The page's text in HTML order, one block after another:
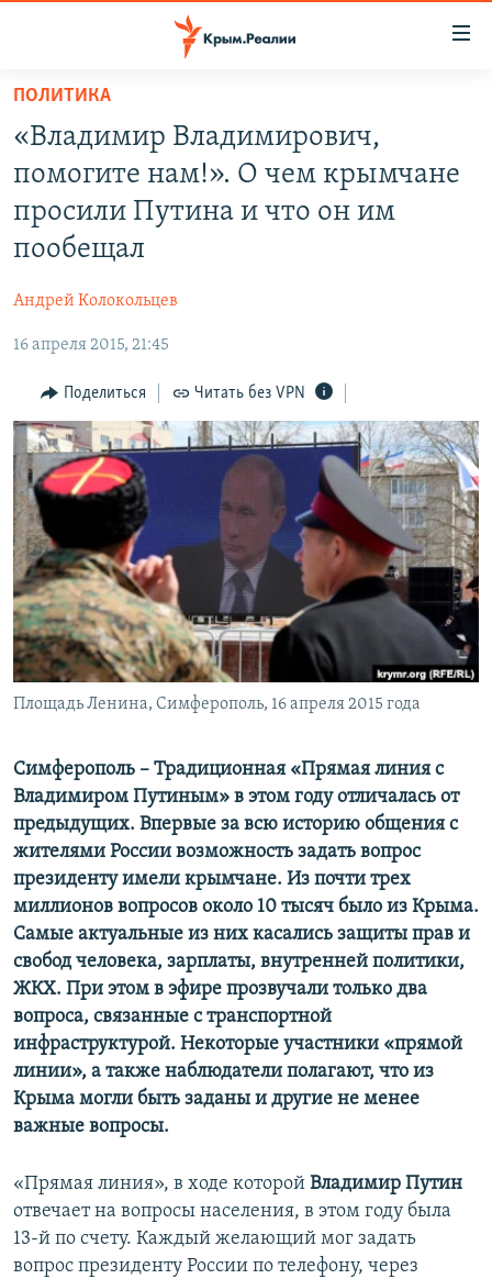
Вернуться
основному
содержанию
главной
Вернутся
СПЕЦПРОЕКТЫ
КАРТА ВОЕННЫХ ОБЪЕКТОВ КРЫМА
ИСТОРИЯ
ИНТЕРАКТИВ
ИНФОГРАФИКА
ТЕЛЕПРОЕКТ КРЫМ.РЕАЛИИ
СОВЕТЫ ПРАВОЗАЩИТНИКОВ
ПРОПАВШИЕ БЕЗ ВЕСТИ
ПОБЕДИТЕЛЕЙ НЕ СУДЯТ?
КРЫМ.НЕПОКОРЕННЫЙ
ELIFBE
УКРАИНСКАЯ ПРОБЛЕМА КРЫМА
РАДІО СВОБОДА
КАК ОБОЙТИ БЛОКИРОВКУ
Qırımtatar
ПРИСОЕДИНЯЙТЕСЬ!
Все сайты RFE/RL
ПОЛИТИКА
«Владимир Владимирович,
помогите нам!». О чем крымчане
просили Путина и что он им
пообещал
Андрей Колокольцев
16 апреля 2015, 21:45
Поделиться Читать без VPN
Площадь Ленина, Симферополь, 16 апреля 2015 года
Симферополь – Традиционная «Прямая линия с
Владимиром Путиным» в этом году отличалась от
предыдущих. Впервые за всю историю общения с
жителями России возможность задать вопрос
президенту имели крымчане. Из почти трех
миллионов вопросов около 10 тысяч было из Крыма.
Самые актуальные из них касались защиты прав и
свобод человека, зарплаты, внутренней политики,
ЖКХ. При этом в эфире прозвучали только два
вопроса, связанные с транспортной
инфраструктурой. Некоторые участники «прямой
линии», а также наблюдатели полагают, что из
Крыма могли быть заданы и другие не менее
важные вопросы.
«Прямая линия», в ходе которой Владимир Путин
отвечает на вопросы населения, в этом году была
13-й по счету. Каждый желающий мог задать
вопрос президенту России по телефону, через